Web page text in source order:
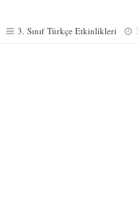
3. Sınıf Türkçe Etkinlikleri